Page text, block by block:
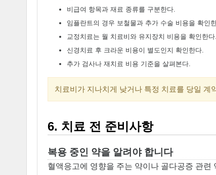
비급여 항목과 재료 종류를 구분한다.
임플란트의 경우 보철물과 추가 수술 비용을 확인
교정치료는 월 치료비와 유지장치 비용을 확인한다.
신경치료 후 크라운 비용이 별도인지 확인한다.
추가 검사나 재치료 비용 기준을 살펴본다.
치료비가 지나치게 낮거나 특정 치료를 당일
6. 치료 전 준비사항
복용 중인 약을 알려야 합니다
혈액응고에 영향을 주는 약이나 골다공증 관